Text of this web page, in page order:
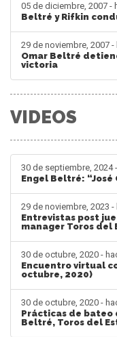
05 de diciembre, 2007 -
Beltré y Rifkin
29 de noviembre, 2007
Omar Beltré
victoria
VIDEOS
30 de septiembre, 2024
Engel Beltré:
29 de noviembre, 2023
Entrevistas post
manager Toros del
30 de octubre, 2020 -
Encuentro virtual
octubre, 2020)
30 de octubre, 2020 -
Prácticas de bateo
Beltré, Toros del